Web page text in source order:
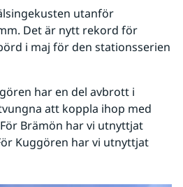
utanför
Det är nytt rekord för
i maj för den stationsserien
har en del avbrott i
att koppla ihop med
Brämön har vi utnyttjat
Kuggören har vi utnyttjat